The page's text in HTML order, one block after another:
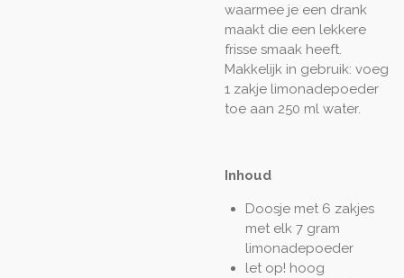
waarmee je een drank
maakt die een lekkere
frisse smaak heeft.
Makkelijk in gebruik: voeg
1 zakje limonadepoeder
toe aan 250 ml water.
Inhoud
Doosje met 6 zakjes
met elk 7 gram
limonadepoeder
let op! hoog